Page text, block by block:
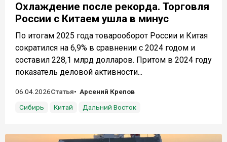
Охлаждение после рекорда. Торговля
России с Китаем ушла в минус
По итогам 2025 года товарооборот России и Китая
сократился на 6,9% в сравнении с 2024 годом и
составил 228,1 млрд долларов. Притом в 2024 году
показатель деловой активности...
06.04.2026Статья
Арсений Крепов
Сибирь
Китай Дальний Восток